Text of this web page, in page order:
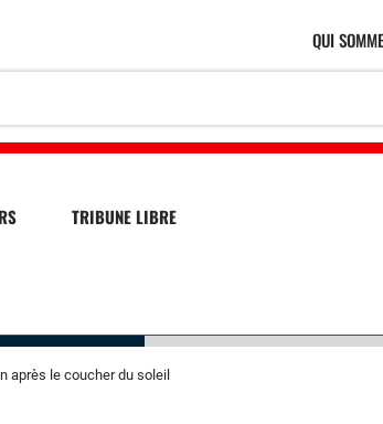
QUI
TRIBUNE LIBRE
après le coucher du soleil